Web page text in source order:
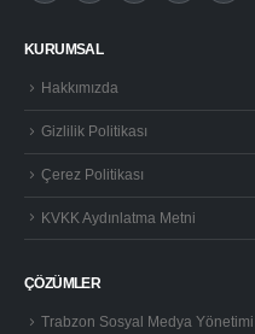
KURUMSAL
Hakkımızda
Gizlilik Politikası
Çerez Politikası
KVKK Aydınlatma Metni
ÇÖZÜMLER
Trabzon Sosyal Medya Yönetimi